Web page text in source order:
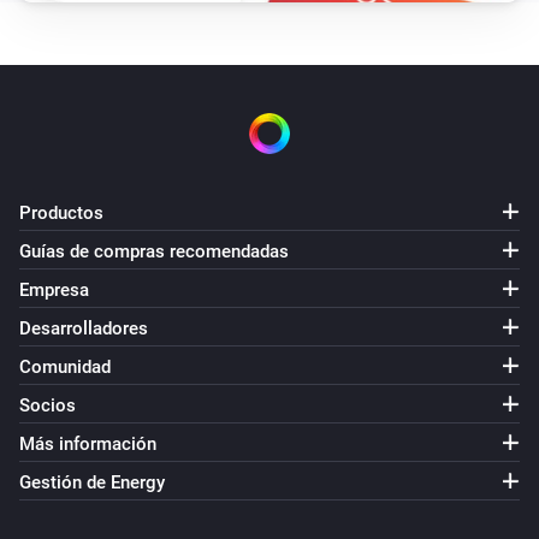
Genvex Optima 270
Productos
Guías de compras recomendadas
Empresa
Desarrolladores
Comunidad
Socios
Más información
Gestión de Energy